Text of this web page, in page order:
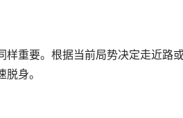
样重要。根据当前局势决定走近路
身。